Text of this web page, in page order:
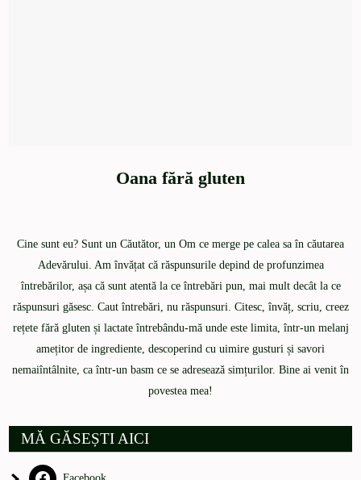
Oana fără gluten
Cine sunt eu? Sunt un Căutător, un Om ce merge pe calea sa în căutarea
Adevărului. Am învățat că răspunsurile depind de profunzimea
întrebărilor, așa că sunt atentă la ce întrebări pun, mai mult decât la ce
răspunsuri găsesc. Caut întrebări, nu răspunsuri. Citesc, învăț, scriu, creez
rețete fără gluten și lactate întrebându-mă unde este limita, într-un melanj
amețitor de ingrediente, descoperind cu uimire gusturi și savori
nemaiîntâlnite, ca într-un basm ce se adresează simțurilor. Bine ai venit în
povestea mea!
MĂ GĂSEȘTI AICI